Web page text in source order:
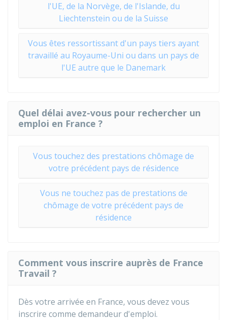
l'UE, de la Norvège, de l'Islande, du
Liechtenstein ou de la Suisse
Vous êtes ressortissant d'un pays tiers ayant
travaillé au Royaume-Uni ou dans un pays de
l'UE autre que le Danemark
Quel délai avez-vous pour rechercher un
emploi en France ?
Vous touchez des prestations chômage de
votre précédent pays de résidence
Vous ne touchez pas de prestations de
chômage de votre précédent pays de
résidence
Comment vous inscrire auprès de France
Travail ?
Dès votre arrivée en France, vous devez vous
inscrire comme demandeur d'emploi.